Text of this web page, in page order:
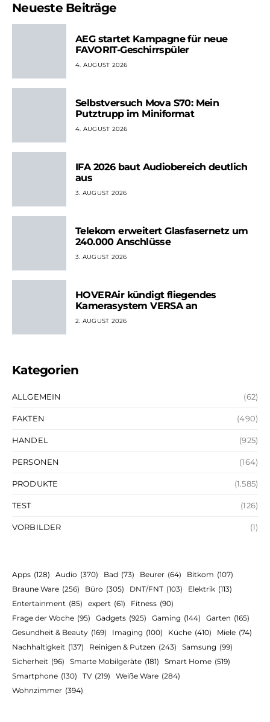
Neueste Beiträge
AEG startet Kampagne für neue
FAVORIT-Geschirrspüler
4. AUGUST 2026
Selbstversuch Mova S70: Mein
Putztrupp im Miniformat
4. AUGUST 2026
IFA 2026 baut Audiobereich deutlich
aus
3. AUGUST 2026
Telekom erweitert Glasfasernetz um
240.000 Anschlüsse
3. AUGUST 2026
HOVERAir kündigt fliegendes
Kamerasystem VERSA an
2. AUGUST 2026
Kategorien
ALLGEMEIN (62)
FAKTEN (490)
HANDEL (925)
PERSONEN (164)
PRODUKTE (1.585)
TEST (126)
VORBILDER (1)
Apps (128) Audio (370) Bad (73) Beurer (64) Bitkom (107)
Braune Ware (256) Büro (305) DNT/FNT (103) Elektrik (113)
Entertainment (85) expert (61) Fitness (90)
Frage der Woche (95) Gadgets (925) Gaming (144) Garten (165)
Gesundheit & Beauty (169) Imaging (100) Küche (410) Miele (74)
Nachhaltigkeit (137) Reinigen & Putzen (243) Samsung (99)
Sicherheit (96) Smarte Mobilgeräte (181) Smart Home (519)
Smartphone (130) TV (219) Weiße Ware (284)
Wohnzimmer (394)